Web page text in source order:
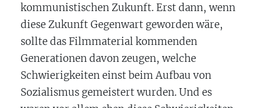
kommunistischen Zukunft. Erst dann, wenn
diese Zukunft Gegenwart geworden wäre,
sollte das Filmmaterial kommenden
Generationen davon zeugen, welche
Schwierigkeiten einst beim Aufbau von
Sozialismus gemeistert wurden. Und es